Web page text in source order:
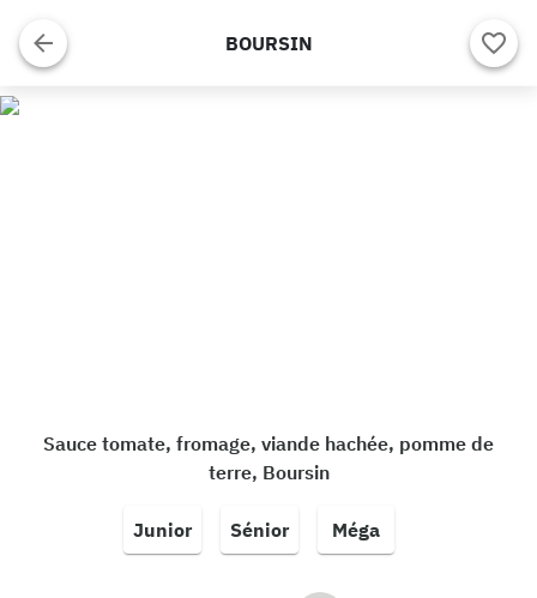
BOURSIN
Sauce tomate, fromage, viande hachée, pomme de
terre, Boursin
Junior Sénior Méga